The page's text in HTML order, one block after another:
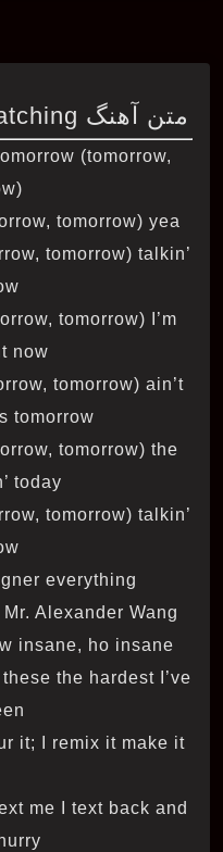
متن آهنگ Feds Watching از 2 Chainz
(tomorrow,
tomorrow) yea
tomorrow) talkin’
tomorrow) I’m
now
tomorrow) ain’t
tomorrow
tomorrow) the
today
tomorrow) talkin’
everything
Alexander Wang
insane, ho insane
the hardest I’ve
it; I remix it make it
me I text back and